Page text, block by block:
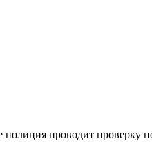
проводит проверку